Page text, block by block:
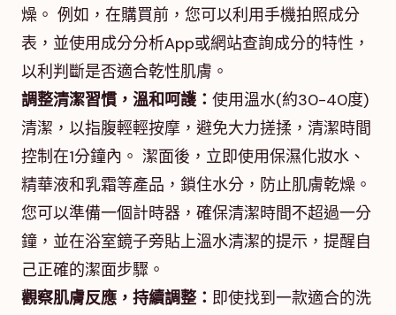
燥。 例如，在購買前，您可以利用手機拍照成分
表，並使用成分分析App或網站查詢成分的特性，
以利判斷是否適合乾性肌膚。
調整清潔習慣，溫和呵護： 使用溫水(約30-40度)
清潔，以指腹輕輕按摩，避免大力搓揉，清潔時間
控制在1分鐘內。 潔面後，立即使用保濕化妝水、
精華液和乳霜等產品，鎖住水分，防止肌膚乾燥。
您可以準備一個計時器，確保清潔時間不超過一分
鐘，並在浴室鏡子旁貼上溫水清潔的提示，提醒自
己正確的潔面步驟。
觀察肌膚反應，持續調整： 即使找到一款適合的洗